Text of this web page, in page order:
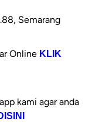
Semarang
Online KLIK
kami agar anda